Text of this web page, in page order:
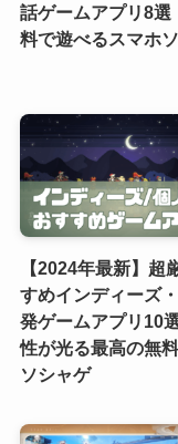
話ゲームアプリ8選
料で遊べるスマホ
【2024年最新】超
すめインディーズ
発ゲームアプリ10
性が光る最高の無
ソシャゲ